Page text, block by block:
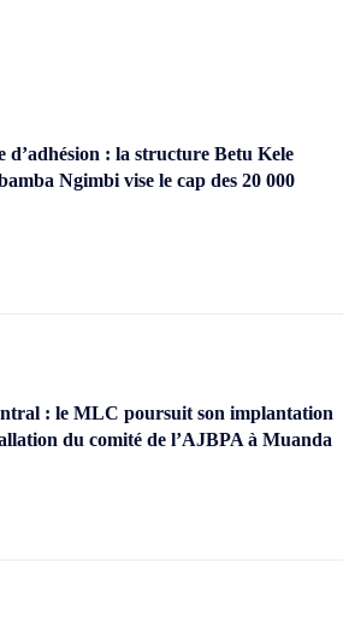
d’adhésion : la structure Betu Kele
Ngimbi vise le cap des 20 000
: le MLC poursuit son implantation
du comité de l’AJBPA à Muanda